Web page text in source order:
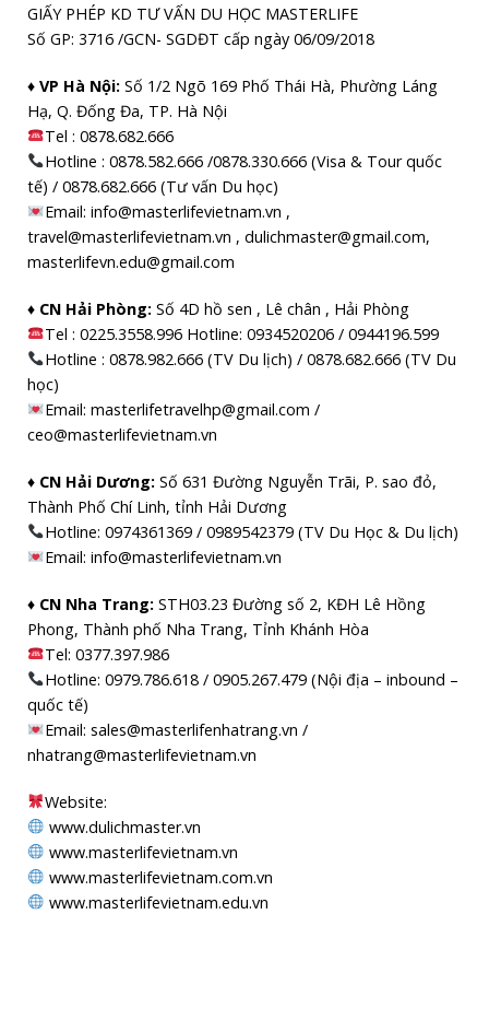
GIẤY PHÉP KD TƯ VẤN DU HỌC MASTERLIFE
Số GP: 3716 /GCN- SGDĐT cấp ngày 06/09/2018
♦ VP Hà Nội: Số 1/2 Ngõ 169 Phố Thái Hà, Phường Láng
Hạ, Q. Đống Đa, TP. Hà Nội
Tel :0878.682.666
Hotline : 0878.582.666 /0878.330.666 (Visa & Tour quốc
tế) / 0878.682.666 (Tư vấn Du học)
Email: info@masterlifevietnam.vn ,
travel@masterlifevietnam.vn , dulichmaster@gmail.com,
masterlifevn.edu@gmail.com
♦ CN Hải Phòng: Số 4D hồ sen , Lê chân , Hải Phòng
Tel : 0225.3558.996 Hotline: 0934520206 / 0944196.599
Hotline : 0878.982.666 (TV Du lịch) / 0878.682.666 (TV Du
học)
Email: masterlifetravelhp@gmail.com /
ceo@masterlifevietnam.vn
♦ CN Hải Dương: Số 631 Đường Nguyễn Trãi, P. sao đỏ,
Thành Phố Chí Linh, tỉnh Hải Dương
Hotline: 0974361369 / 0989542379 (TV Du Học & Du lịch)
Email: info@masterlifevietnam.vn
♦ CN Nha Trang: STH03.23 Đường số 2, KĐH Lê Hồng
Phong, Thành phố Nha Trang, Tỉnh Khánh Hòa
Tel: 0377.397.986
Hotline: 0979.786.618 / 0905.267.479 (Nội địa – inbound –
quốc tế)
Email: sales@masterlifenhatrang.vn /
nhatrang@masterlifevietnam.vn
Website:
www.dulichmaster.vn
www.masterlifevietnam.vn
www.masterlifevietnam.com.vn
www.masterlifevietnam.edu.vn